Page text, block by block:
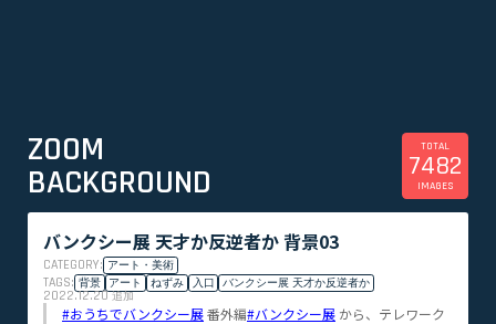
ZOOM
BACKGROUND
TOTAL
7482
IMAGES
バンクシー展 天才か反逆者か 背景03
CATEGORY: アート・美術
TAGS: 背景 アート ねずみ 入口 バンクシー展 天才か反逆者か
2022.12.20追加
#おうちでバンクシー展番外編#バンクシー展 から、テレワーク